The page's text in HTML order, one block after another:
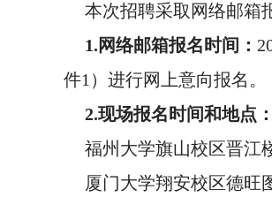
本次招聘采取网络邮箱
1.网络邮箱报名时间：
件1）进行网上意向报名。
2.现场报名时间和地点：
福州大学旗山校区晋江
厦门大学翔安校区德旺